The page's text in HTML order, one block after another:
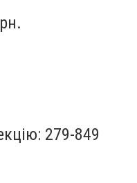
279-849